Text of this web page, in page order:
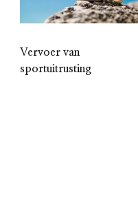
Vervoer van
sportuitrusting